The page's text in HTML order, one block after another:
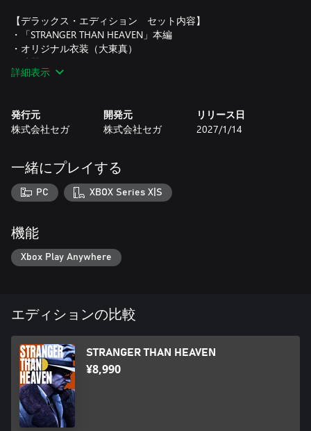
【デラックス・エディション セット内容】
・「STRANGER THAN HEAVEN」本編
・オリジナル衣装（大東真）
・武器4種セット
・腕利き演奏者4名セット
・レコードプレイヤー（ゲーム内サウンドトラック）
・電子写真機
運命をぶっ飛ばせ
これは、居場所のない男たちが、居場所を求めて戦った50年の
1915年、サンフランシスコ。物語は一人の少年が真夜中の港町
から怪しげな船に忍び込むところから始まる。
は、
両親を失い天涯孤独の身となったことをきっかけに、母親の故
郷である日本に渡ることを決意する。
アメリカには居場所がないとしても、日本ならば自分の居場所
があるはずだ、と。
持つものも持たず、身一つで乗り込んだ船での運命的とも言え
詳細表示
発行元
株式会社セガ
開発元
株式会社セガ
リリース日
2027/1/14
一緒にプレイする
PC XBOX Series X|S
機能
Xbox Play Anywhere
エディションの比較
STRANGER THAN HEAVEN
¥8,990